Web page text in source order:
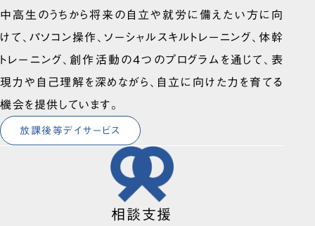
中高生のうちから将来の自立や就労に備えたい方に向
けて、パソコン操作、ソーシャルスキルトレーニング、体幹
トレーニング、創作活動の4つのプログラムを通じて、表
現力や自己理解を深めながら、自立に向けた力を育てる
機会を提供しています。
放課後等デイサービス
相談支援